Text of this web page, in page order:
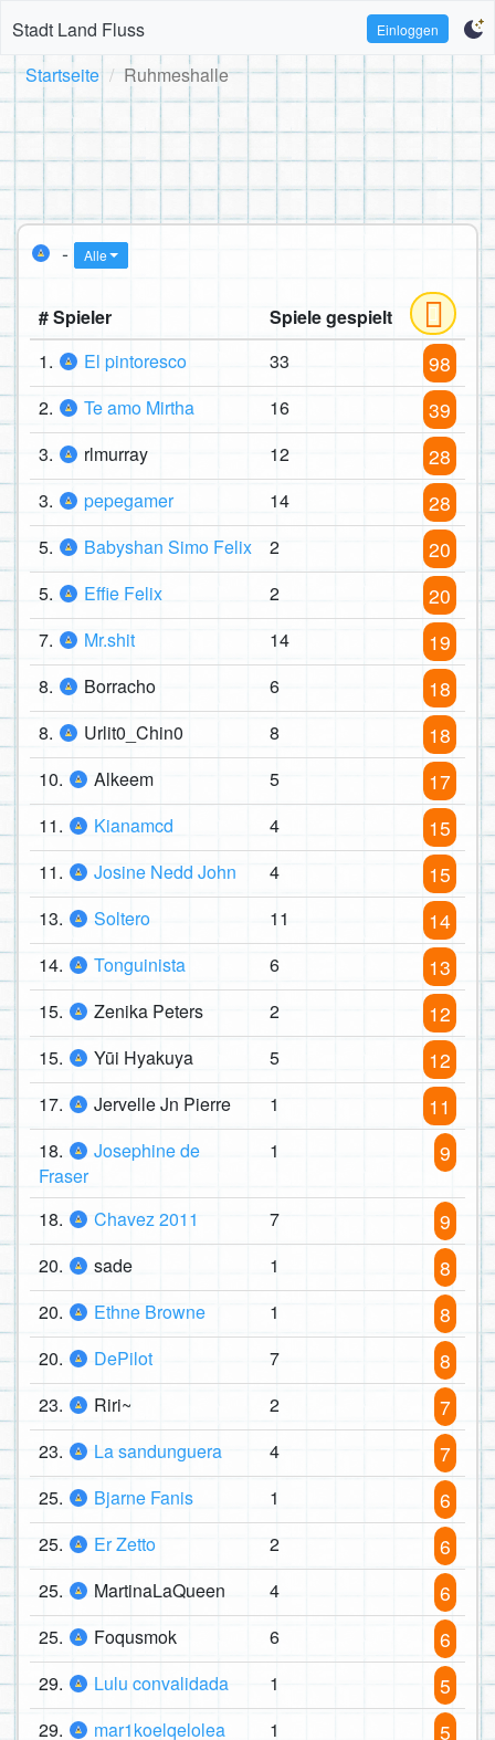
Stadt Land Fluss Einloggen
Startseite Ruhmeshalle
- Alle
# Spieler
Spiele gespielt
1.
El pintoresco 33 98
2. Te amo Mirtha 16 39
3. rlmurray 12 28
3. pepegamer 14 28
5. Babyshan Simo Felix 2 20
5. Effie Felix 2 20
7. Mr.shit 14 19
8. Borracho 6 18
8. Urlit0_Chin0 8 18
10. Alkeem 5 17
11. Kianamcd 4 15
11. Josine Nedd John 4 15
13. Soltero 11 14
14. Tonguinista 6 13
15. Zenika Peters 2 12
15. Yūi Hyakuya 5 12
17. Jervelle Jn Pierre 1 11
18.
Josephine de
Fraser
1 9
18. Chavez 2011 7 9
20. sade 1 8
20. Ethne Browne 1 8
20. DePilot 7 8
23. Riri~ 2 7
23. La sandunguera 4 7
25. Bjarne Fanis 1 6
25. Er Zetto 2 6
25. MartinaLaQueen 4 6
25. Foqusmok 6 6
29. Lulu convalidada 1 5
29. mar1koelqelolea 1 5